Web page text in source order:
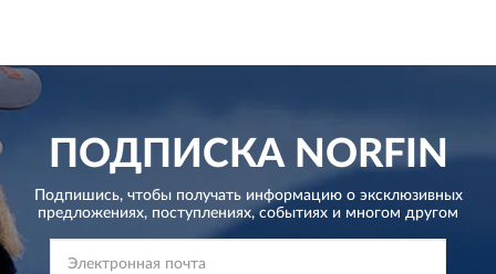
ПОДПИСКАNORFIN
Подпишись, чтобы получать информацию о эксклюзивных
предложениях, поступлениях, событиях и многом другом